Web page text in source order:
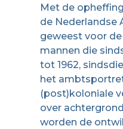
Met de
de Nederlandse
geweest voor
mannen die
tot 1962,
het
(post)koloniale
over
worden de